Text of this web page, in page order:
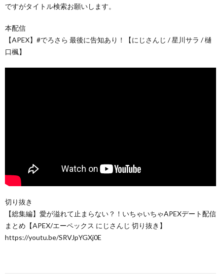
ですがタイトル検索お願いします。
本配信
【APEX】#でろさら 最後に告知あり！【にじさんじ / 星川サラ / 樋
口楓】
切り抜き
【総集編】愛が溢れて止まらない？！いちゃいちゃAPEXデート配信
まとめ【APEX/エーペックス にじさんじ 切り抜き】
https://youtu.be/SRVJpYGXj0E